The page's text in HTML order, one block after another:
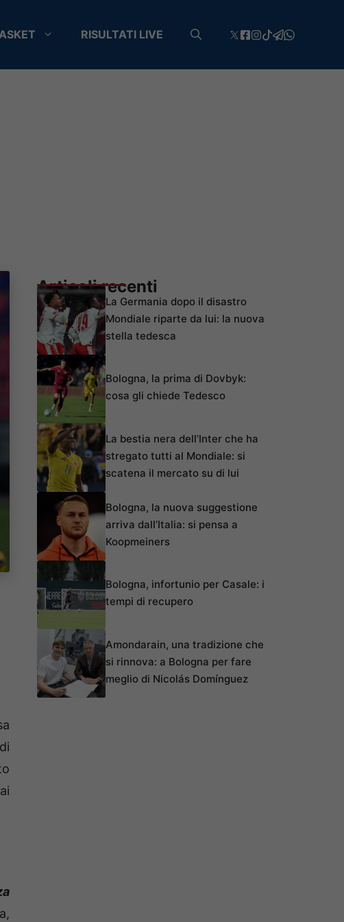
RISULTATI LIVE
Articoli recenti
La Germania dopo il disastro
Mondiale riparte da lui: la nuova
stella tedesca
Bologna, la prima di Dovbyk:
cosa gli chiede Tedesco
La bestia nera dell’Inter che ha
stregato tutti al Mondiale: si
scatena il mercato su di lui
Bologna, la nuova suggestione
arriva dall’Italia: si pensa a
Koopmeiners
Bologna, infortunio per Casale: i
tempi di recupero
Amondarain, una tradizione che
si rinnova: a Bologna per fare
meglio di Nicolás Domínguez